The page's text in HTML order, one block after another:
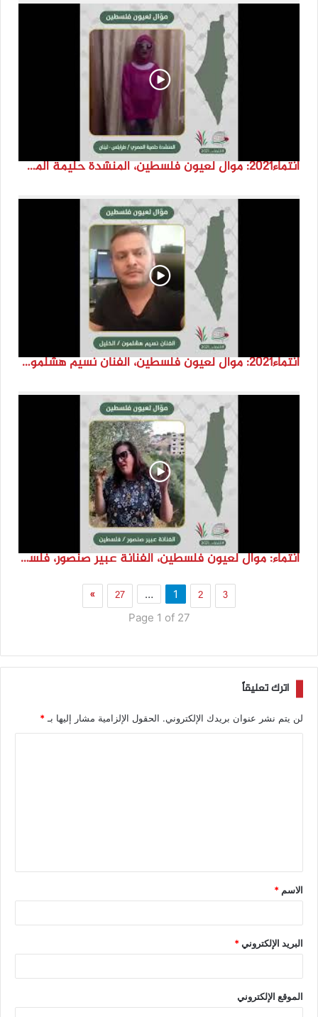
انتماء2021: موال لعيون فلسطين، المنشدة حليمة المصري، لبنان
انتماء2021: موال لعيون فلسطين، الفنان نسيم هشلمون، فلسطين
انتماء: موال لعيون فلسطين، الفنانة عبير صنصور، فلسطين
1 2 3
…
27
»
Page 1 of 27
اترك تعليقاً
لن يتم نشر عنوان بريدك الإلكتروني. الحقول الإلزامية مشار إليها بـ *
الاسم *
البريد الإلكتروني*
الموقع الإلكتروني